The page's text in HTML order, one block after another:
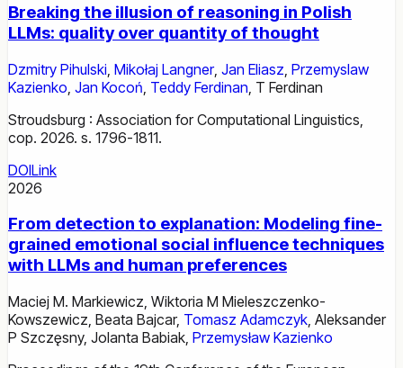
Breaking the illusion of reasoning in Polish
LLMs: quality over quantity of thought
Dzmitry Pihulski Mikołaj Langner, Jan Eliasz Przemyslaw
Kazienko Jan Kocoń Teddy Ferdinan T Ferdinan
Stroudsburg : Association for Computational Linguistics,
cop. 2026. s. 1796-1811.
DOILink
2026
From detection to explanation: Modeling fine-
grained emotional social influence techniques
with LLMs and human preferences
Maciej M. Markiewicz Wiktoria M Mieleszczenko-
Kowszewicz Beata Bajcar, Tomasz Adamczyk Aleksander
P Szczęsny, Jolanta Babiak Przemysław Kazienko